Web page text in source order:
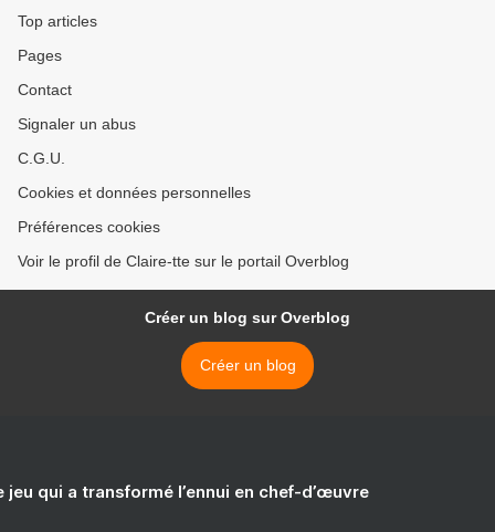
Top articles
Pages
Contact
Signaler un abus
C.G.U.
Cookies et données personnelles
Préférences cookies
Voir le profil de Claire-tte sur le portail Overblog
Créer un blog sur Overblog
Créer un blog
jeu qui a transformé l’ennui en chef-d’œuvre